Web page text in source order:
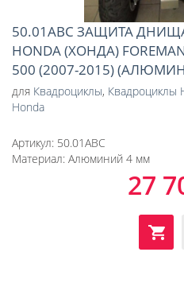
50.01ABC ЗАЩИТА
HONDA (ХОНДА)
500 (2007-2015)
для Квадроциклы, Квадроциклы
Honda
Артикул: 50.01ABC
Материал: Алюминий 4 мм
27